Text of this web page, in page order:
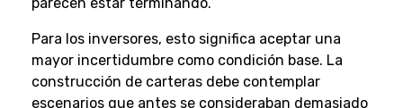
parecen estar terminando.
Para los inversores, esto significa aceptar una
mayor incertidumbre como condición base. La
construcción de carteras debe contemplar
escenarios que antes se consideraban demasiado